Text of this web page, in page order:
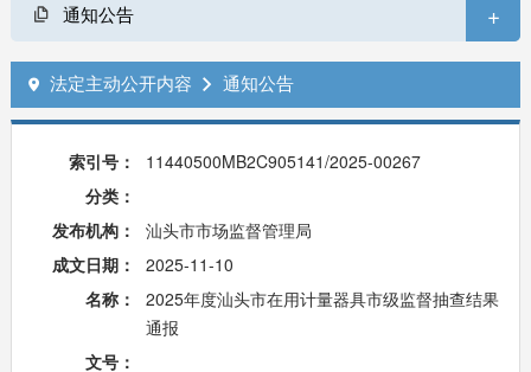
通知公告 +
 法定主动公开内容  通知公告
索引号：
11440500MB2C905141/2025-00267
分类：
发布机构：
汕头市市场监督管理局
成文日期：
2025-11-10
名称：
2025年度汕头市在用计量器具市级监督抽查结果
通报
文号：